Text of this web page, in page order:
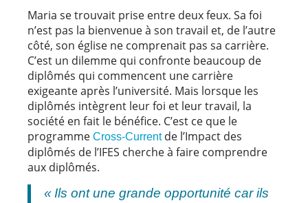
Maria se trouvait prise entre deux feux. Sa foi
n’est pas la bienvenue à son travail et, de l’autre
côté, son église ne comprenait pas sa carrière.
C’est un dilemme qui confronte beaucoup de
diplômés qui commencent une carrière
exigeante après l’université. Mais lorsque les
diplômés intègrent leur foi et leur travail, la
société en fait le bénéfice. C’est ce que le
programme Cross-Currentde l’Impact des
diplômés de l’IFES cherche à faire comprendre
aux diplômés.
« Ils ont une grande opportunité car ils